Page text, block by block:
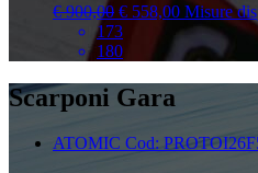
€ 900,00 € 558,00 Misure
173
180
Scarponi Gara
ATOMIC Cod: